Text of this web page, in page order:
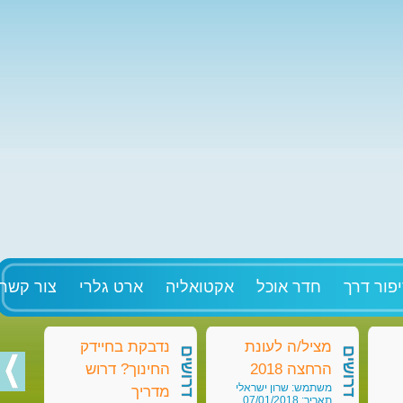
דרך חדר אוכל אקטואליה ארט גלרי צור
מציל/ה לעונת
הרחצה 2018
משתמש: שרון ישראלי
תאריך: 07/01/2018
דרושים
נדבקת בחיידק
החינוך? דרוש
מדריך
דרושים דרושים